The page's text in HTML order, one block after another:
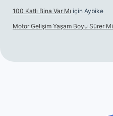
100 Katlı Bina Var Mı için Aybike
Motor Gelişim Yaşam Boyu Sürer Mi